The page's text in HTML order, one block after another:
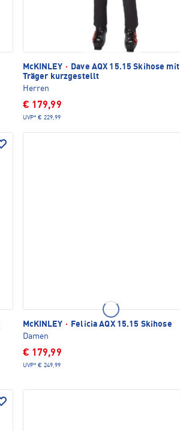
McKINLEY ·
Dave AQX 15.15 Skihose mit
Träger kurzgestellt
Herren
€ 179,99
UVP* € 229,99
McKINLEY ·
Felicia AQX 15.15 Skihose
Damen
€ 179,99
UVP* € 249,99